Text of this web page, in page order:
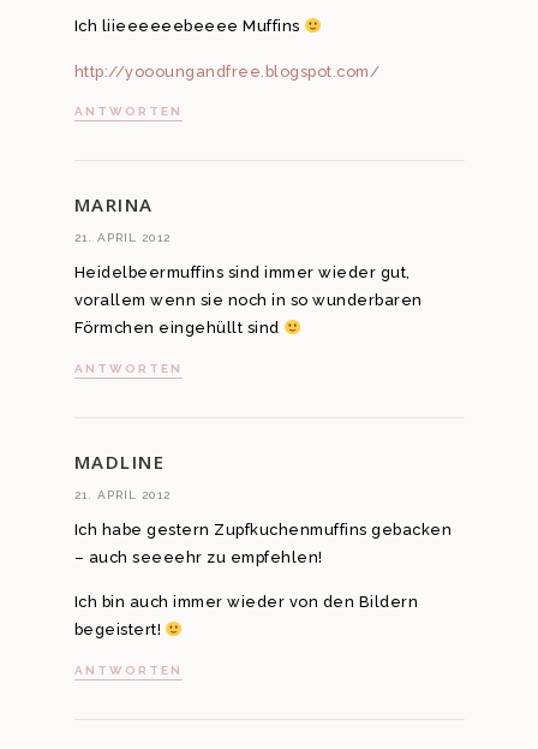
Ich liieeeeeebeeee Muffins
http://yoooungandfree.blogspot.com/
ANTWORTEN
MARINA
21. APRIL 2012
Heidelbeermuffins sind immer wieder gut,
vorallem wenn sie noch in so wunderbaren
Förmchen eingehüllt sind
ANTWORTEN
MADLINE
21. APRIL 2012
Ich habe gestern Zupfkuchenmuffins gebacken
– auch seeeehr zu empfehlen!
Ich bin auch immer wieder von den Bildern
begeistert!
ANTWORTEN